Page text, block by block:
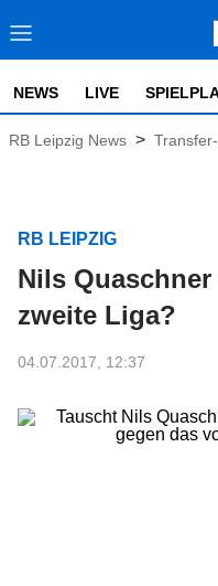
NEWS LIVE
RB Leipzig News >
RB LEIPZIG
Nils
zweite Liga?
04.07.2017, 12:37